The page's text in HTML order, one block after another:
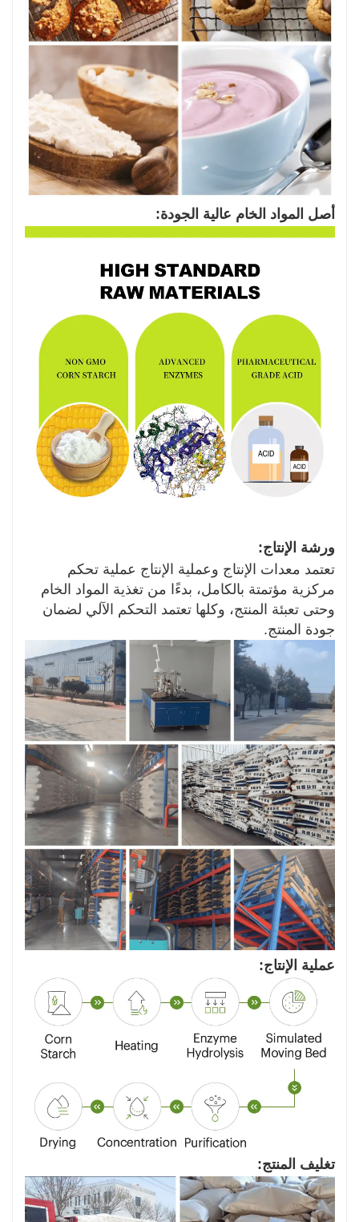
أصل المواد الخام عالية الجودة:
ورشة الإنتاج:
تعتمد معدات الإنتاج وعملية الإنتاج عملية تحكم
مركزية مؤتمتة بالكامل، بدءًا من تغذية المواد الخام
وحتى تعبئة المنتج، وكلها تعتمد التحكم الآلي لضمان
جودة المنتج.
عملية الإنتاج:
تغليف المنتج: